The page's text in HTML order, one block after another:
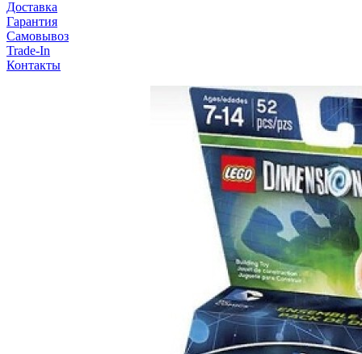
Доставка
Гарантия
Самовывоз
Trade-In
Контакты